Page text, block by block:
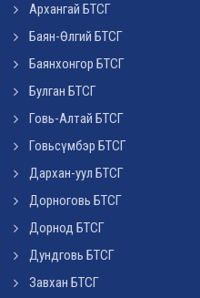
Архангай БТСГ
Баян-Өлгий БТСГ
Баянхонгор БТСГ
Булган БТСГ
Говь-Алтай БТСГ
Говьсүмбэр БТСГ
Дархан-уул БТСГ
Дорноговь БТСГ
Дорнод БТСГ
Дундговь БТСГ
Завхан БТСГ